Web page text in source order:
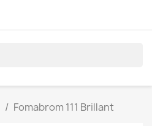
Fomabrom 111 Brillant